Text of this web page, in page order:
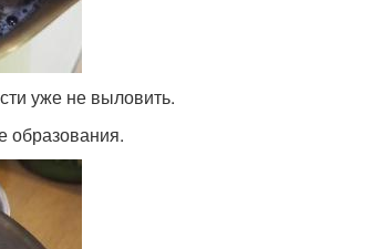
уже не выловить.
образования.